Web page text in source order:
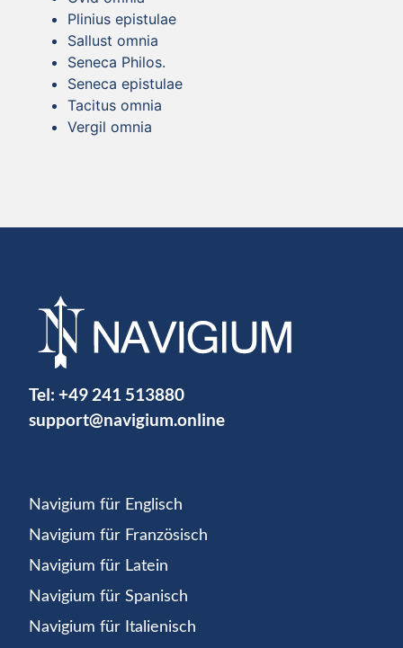
Plinius epistulae
Sallust omnia
Seneca Philos.
Seneca epistulae
Tacitus omnia
Vergil omnia
Tel: +49 241 513880
support@navigium.online
Navigium für Englisch
Navigium für Französisch
Navigium für Latein
Navigium für Spanisch
Navigium für Italienisch